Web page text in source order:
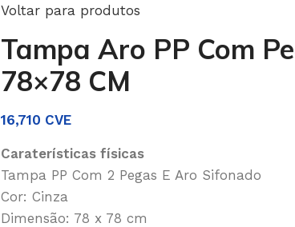
Voltar para produtos
Tampa Aro PP Com
78×78 CM
16,710 CVE
Caraterísticas físicas
Tampa PP Com 2 Pegas E Aro Sifonado
Cor: Cinza
Dimensão: 78 x 78 cm